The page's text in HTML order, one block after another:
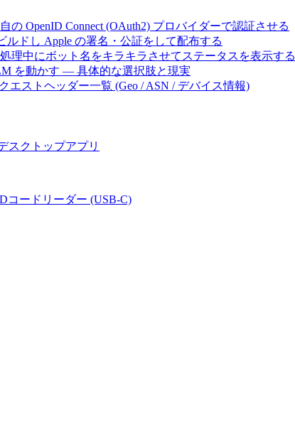
の OpenID Connect (OAuth2) プロバイダーで認証させる
ルドし Apple の署名・公証をして配布する
理中にボット名をキラキラさせてステータスを表示する
を動かす — 具体的な選択肢と現実
エストヘッダー一覧 (Geo / ASN / デバイス情報)
スクトップアプリ
コードリーダー (USB-C)